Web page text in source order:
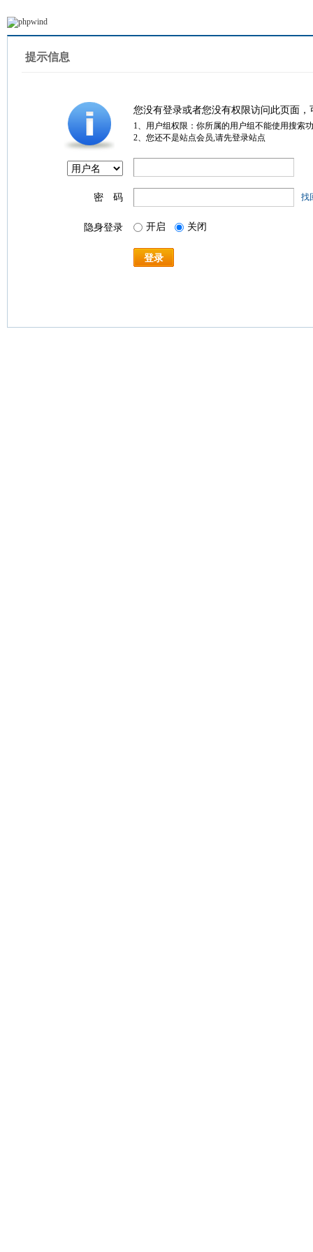
提示信息
您没有登录或者您没有权限访问此页面
1、用户组权限：你所属的用户组不能使用搜索
2、您还不是站点会员,请先登录站点
密 码 找
隐身登录 开启 关闭
登录